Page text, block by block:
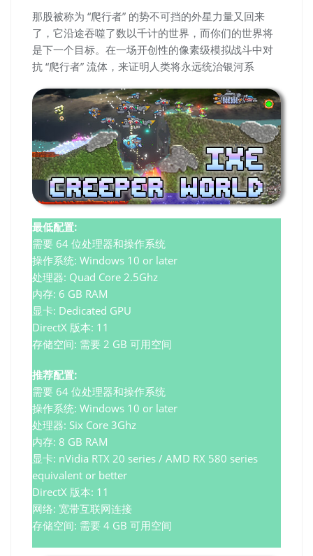
那股被称为 “爬行者” 的势不可挡的外星力量又回来
了，它沿途吞噬了数以千计的世界，而你们的世界将
是下一个目标。在一场开创性的像素级模拟战斗中对
抗 “爬行者” 流体，来证明人类将永远统治银河系
最低配置:
需要 64 位处理器和操作系统
操作系统: Windows 10 or later
处理器: Quad Core 2.5Ghz
内存: 6 GB RAM
显卡: Dedicated GPU
DirectX 版本: 11
存储空间: 需要 2 GB 可用空间
推荐配置:
需要 64 位处理器和操作系统
操作系统: Windows 10 or later
处理器: Six Core 3Ghz
内存: 8 GB RAM
显卡: nVidia RTX 20 series / AMD RX 580 series
equivalent or better
DirectX 版本: 11
网络: 宽带互联网连接
存储空间: 需要 4 GB 可用空间